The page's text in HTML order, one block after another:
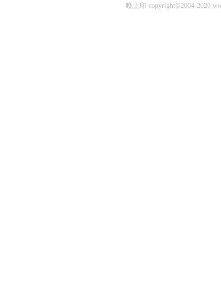
晚上印 copyright©2004-2020